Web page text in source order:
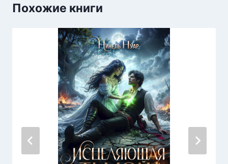
Похожие книги